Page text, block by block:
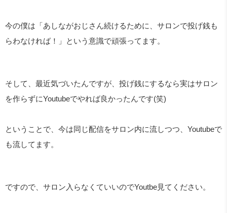
今の僕は「あしながおじさん続けるために、サロンで投げ銭も
らわなければ！」という意識で頑張ってます。
そして、最近気づいたんですが、投げ銭にするなら実はサロン
を作らずにYoutubeでやれば良かったんです(笑)
ということで、今は同じ配信をサロン内に流しつつ、 Youtubeで
も流してます。
ですので、サロン入らなくていいのでYoutbe見てください。